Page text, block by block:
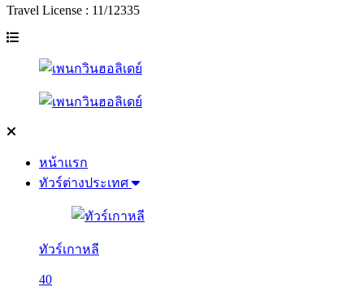
Travel License : 11/12335
หน้าแรก
ทัวร์ต่างประเทศ
ทัวร์เกาหลี
40